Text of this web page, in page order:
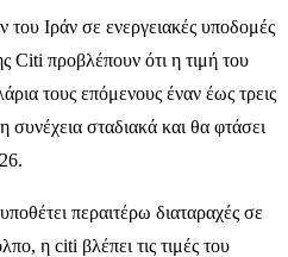
Ιράν σε ενεργειακές υποδομές
Citi προβλέπουν ότι η τιμή του
τους επόμενους έναν έως τρεις
σταδιακά και θα φτάσει
περαιτέρω διαταραχές σε
η citi βλέπει τις τιμές του